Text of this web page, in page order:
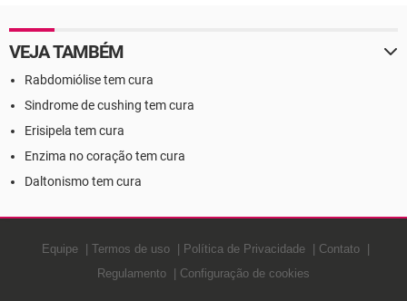
VEJA TAMBÉM
Rabdomiólise tem cura
Sindrome de cushing tem cura
Erisipela tem cura
Enzima no coração tem cura
Daltonismo tem cura
Equipe Termos de uso Política de Privacidade
Contato
Regulamento
Configuração de cookies